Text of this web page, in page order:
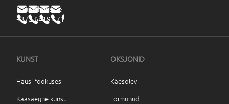
haus@haus.ee
+372 6419 471
KUNST
Hausi fookuses
Kaasaegne kunst
OKSJONID
Käesolev
Toimunud